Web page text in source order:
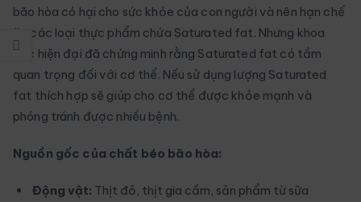
bão hòa có hại cho sức khỏe của con người và nên hạn chế
ăn các loại thực phẩm chứa Saturated fat. Nhưng khoa
học hiện đại đã chứng minh rằng Saturated fat có tầm
quan trọng đối với cơ thể. Nếu sử dụng lượng Saturated
fat thích hợp sẽ giúp cho cơ thể được khỏe mạnh và
phóng tránh được nhiều bệnh.
Nguồn gốc của chất béo bão hòa:
Động vật: Thịt đỏ, thịt gia cầm, sản phẩm từ sữa